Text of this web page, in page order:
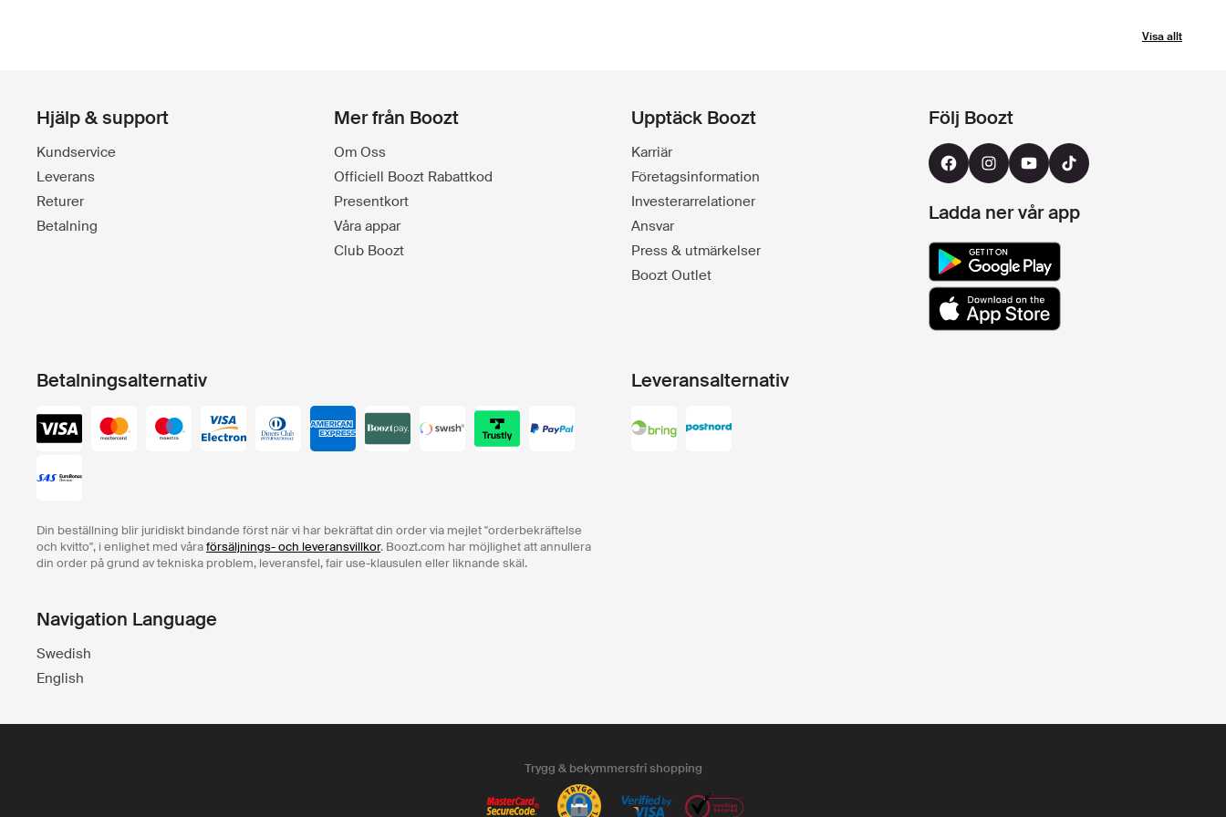
Visa allt
Hjälp & support
Kundservice
Leverans
Returer
Betalning
Mer från Boozt
Om Oss
Officiell Boozt Rabattkod
Presentkort
Våra appar
Club Boozt
Upptäck Boozt
Karriär
Företagsinformation
Investerarrelationer
Ansvar
Press & utmärkelser
Boozt Outlet
Följ Boozt
Ladda ner vår app
Betalningsalternativ
Din beställning blir juridiskt bindande först när vi har bekräftat din order via mejlet "orderbekräftelse
och kvitto", i enlighet med våraförsäljnings- och leveransvillkor. Boozt.com har möjlighet att annullera
din order på grund av tekniska problem, leveransfel, fair use-klausulen eller liknande skäl.
Leveransalternativ
Navigation Language
Swedish
English
Trygg & bekymmersfri shopping